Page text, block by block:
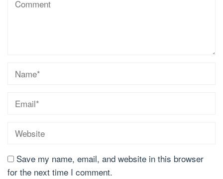
Save my name, email, and website in this browser
for the next time I comment.